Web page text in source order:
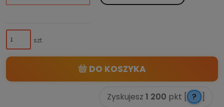
szt.
DO KOSZYKA
Zyskujesz 1 200 pkt [ ?